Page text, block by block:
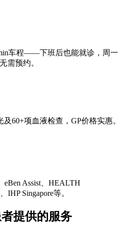
车程——下班后也能就诊，周一
需预约。
60+项血液检查，GP价格实惠。
Assist、HEALTH
Singapore等。
提供的服务